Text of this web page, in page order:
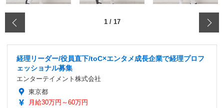
1/ 17
経理リーダー/役員直下/toC×エンタメ成長企業で経理プロフ
ェッショナル募集
エンターテイメント株式会社
東京都
月給30万円～60万円